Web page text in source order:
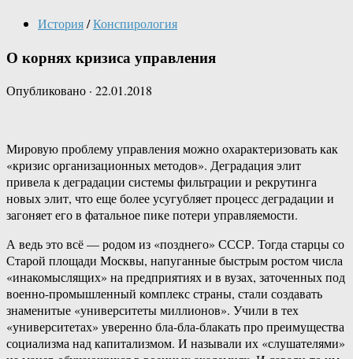
История/Конспирология
О корнях кризиса управления
Опубликовано · 22.01.2018
Мировую проблему управления можно охарактеризовать как
«кризис организационных методов». Деградация элит
привела к деградации системы фильтрации и рекрутинга
новых элит, что еще более усугубляет процесс деградации и
загоняет его в фатальное пике потери управляемости.
А ведь это всё — родом из «позднего» СССР. Тогда старцы со
Старой площади Москвы, напуганные быстрым ростом числа
«инакомыслящих» на предприятиях и в вузах, заточенных под
военно-промышленный комплекс страны, стали создавать
знаменитые «университеты миллионов». Учили в тех
«университетах» уверенно бла-бла-блакать про преимущества
социализма над капитализмом. И называли их «слушателями»